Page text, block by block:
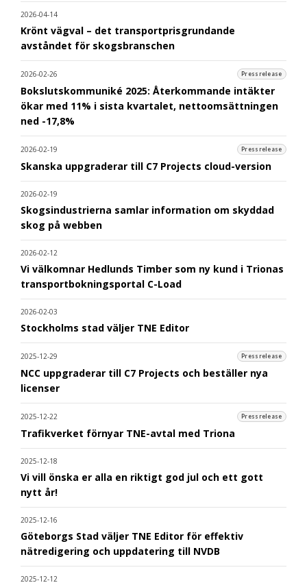
2026-04-14
Krönt vägval – det transportprisgrundande
avståndet för skogsbranschen
2026-02-26 Pressrelease
Bokslutskommuniké 2025: Återkommande intäkter
ökar med 11% i sista kvartalet, nettoomsättningen
ned -17,8%
2026-02-19 Pressrelease
Skanska uppgraderar till C7 Projects cloud-version
2026-02-19
Skogsindustrierna samlar information om skyddad
skog på webben
2026-02-12
Vi välkomnar Hedlunds Timber som ny kund i Trionas
transportbokningsportal C-Load
2026-02-03
Stockholms stad väljer TNE Editor
2025-12-29 Pressrelease
NCC uppgraderar till C7 Projects och beställer nya
licenser
2025-12-22 Pressrelease
Trafikverket förnyar TNE-avtal med Triona
2025-12-18
Vi vill önska er alla en riktigt god jul och ett gott
nytt år!
2025-12-16
Göteborgs Stad väljer TNE Editor för effektiv
nätredigering och uppdatering till NVDB
2025-12-12